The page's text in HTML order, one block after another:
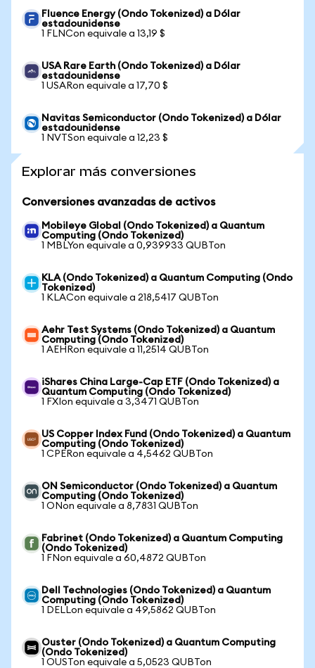
Fluence Energy (Ondo Tokenized) a Dólar
estadounidense
1 FLNCon equivale a 13,19 $
USA Rare Earth (Ondo Tokenized) a Dólar
estadounidense
1 USARon equivale a 17,70 $
Navitas Semiconductor (Ondo Tokenized) a Dólar
estadounidense
1 NVTSon equivale a 12,23 $
Explorar más conversiones
Conversiones avanzadas de activos
Mobileye Global (Ondo Tokenized) a Quantum
Computing (Ondo Tokenized)
1 MBLYon equivale a 0,939933 QUBTon
KLA (Ondo Tokenized) a Quantum Computing (Ondo
Tokenized)
1 KLACon equivale a 218,5417 QUBTon
Aehr Test Systems (Ondo Tokenized) a Quantum
Computing (Ondo Tokenized)
1 AEHRon equivale a 11,2514 QUBTon
iShares China Large-Cap ETF (Ondo Tokenized) a
Quantum Computing (Ondo Tokenized)
1 FXIon equivale a 3,3471 QUBTon
US Copper Index Fund (Ondo Tokenized) a Quantum
Computing (Ondo Tokenized)
1 CPERon equivale a 4,5462 QUBTon
ON Semiconductor (Ondo Tokenized) a Quantum
Computing (Ondo Tokenized)
1 ONon equivale a 8,7831 QUBTon
Fabrinet (Ondo Tokenized) a Quantum Computing
(Ondo Tokenized)
1 FNon equivale a 60,4872 QUBTon
Dell Technologies (Ondo Tokenized) a Quantum
Computing (Ondo Tokenized)
1 DELLon equivale a 49,5862 QUBTon
Ouster (Ondo Tokenized) a Quantum Computing
(Ondo Tokenized)
1 OUSTon equivale a 5,0523 QUBTon